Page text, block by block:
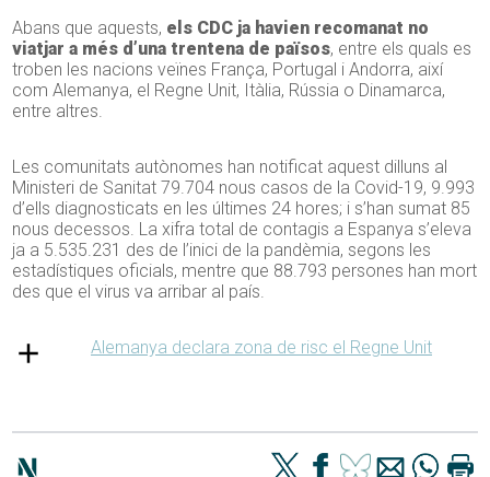
Abans que aquests, els CDC ja havien recomanat no
viatjar a més d’una trentena de països, entre els quals es
troben les nacions veïnes França, Portugal i Andorra, així
com Alemanya, el Regne Unit, Itàlia, Rússia o Dinamarca,
entre altres.
Les comunitats autònomes han notificat aquest dilluns al
Ministeri de Sanitat 79.704 nous casos de la Covid-19, 9.993
d’ells diagnosticats en les últimes 24 hores; i s’han sumat 85
nous decessos. La xifra total de contagis a Espanya s’eleva
ja a 5.535.231 des de l’inici de la pandèmia, segons les
estadístiques oficials, mentre que 88.793 persones han mort
des que el virus va arribar al país.
Alemanya declara zona de risc el Regne Unit